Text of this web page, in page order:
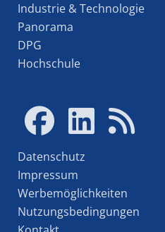
Industrie & Technologie
Panorama
DPG
Hochschule
Datenschutz
Impressum
Werbemöglichkeiten
Nutzungsbedingungen